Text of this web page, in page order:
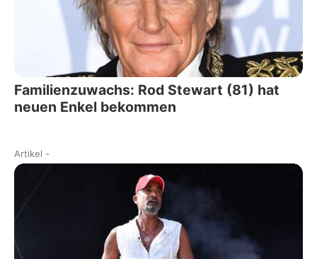
Familienzuwachs: Rod Stewart (81) hat
neuen Enkel bekommen
Artikel -